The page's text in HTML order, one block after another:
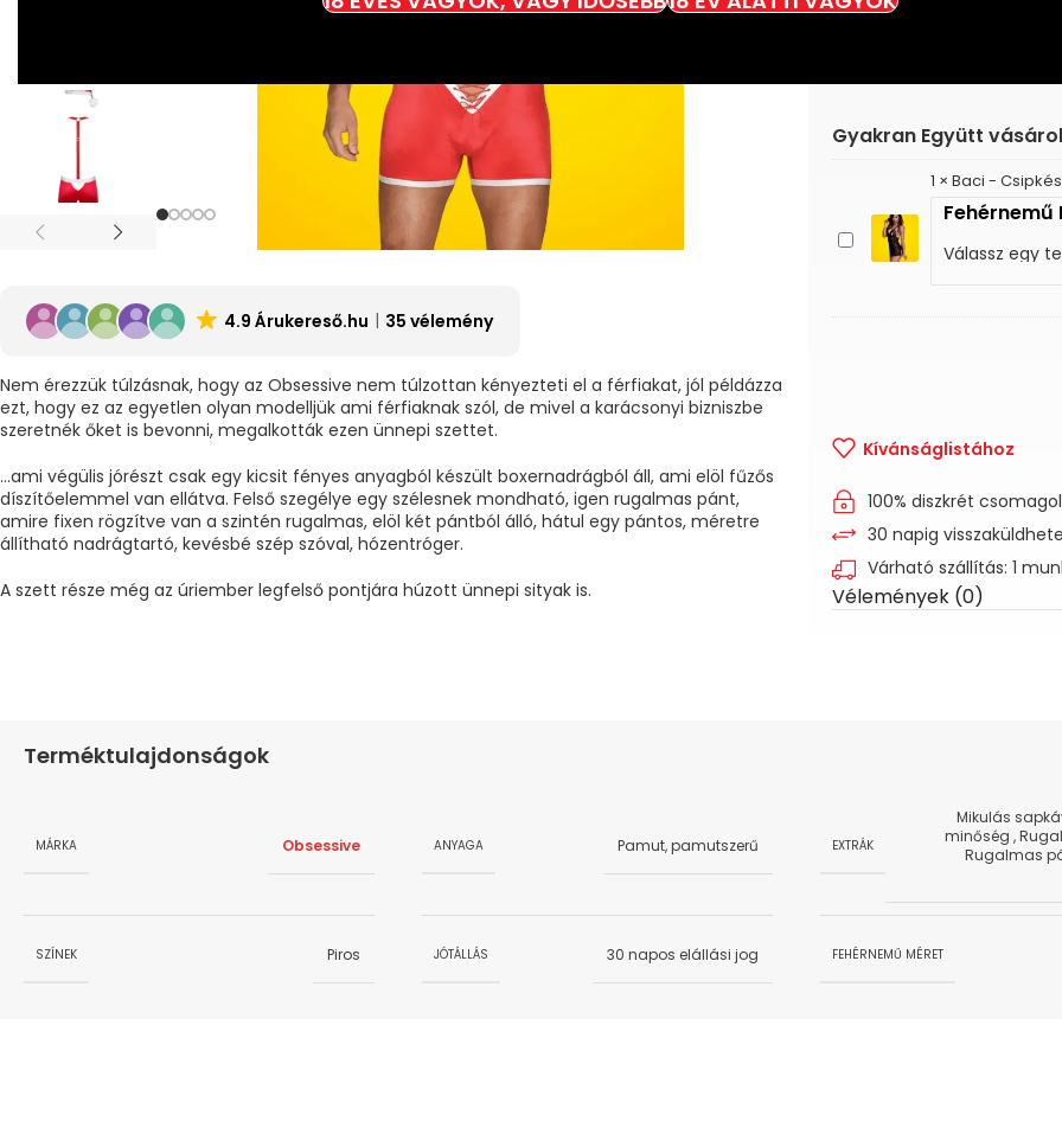
4.9 Árukereső.hu 35 vélemény
Nem érezzük túlzásnak, hogy az Obsessive nem túlzottan kényezteti el a férfiakat, jól példázza
ezt, hogy ez az egyetlen olyan modelljük ami férfiaknak szól, de mivel a karácsonyi bizniszbe
szeretnék őket is bevonni, megalkották ezen ünnepi szettet.
…ami végülis jórészt csak egy kicsit fényes anyagból készült boxernadrágból áll, ami elöl fűzős
díszítőelemmel van ellátva. Felső szegélye egy szélesnek mondható, igen rugalmas pánt,
amire fixen rögzítve van a szintén rugalmas, elöl két pántból álló, hátul egy pántos, méretre
állítható nadrágtartó, kevésbé szép szóval, hózentróger.
A szett része még az úriember legfelső pontjára húzott ünnepi sityak is.
Gyakran Együtt
Baci
1 × Baci -
Fehérnemű
Kívánságlistához
100% diszkrét
30 napig
Várható szállítás: 1
Vélemények (0)
Terméktulajdonságok
MÁRKA Obsessive ANYAGA Pamut, pamutszerű EXTRÁK
Mikulás
minőség ,
Rugalmas
SZÍNEK Piros JÓTÁLLÁS 30 napos elállási jog FEHÉRNEMŰ MÉRET